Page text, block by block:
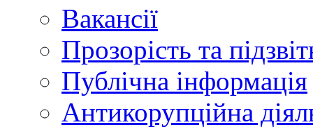
Вакансії
Прозорість та
Публічна інформація
Антикорупційна